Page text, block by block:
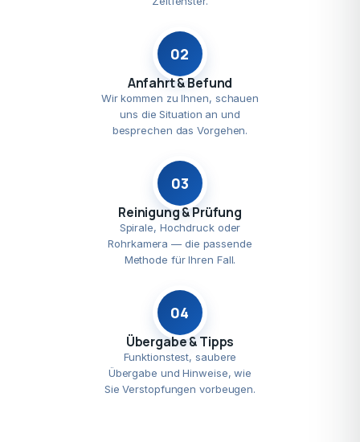
02
Anfahrt & Befund
Wir kommen zu Ihnen, schauen
uns die Situation an und
besprechen das Vorgehen.
03
Reinigung & Prüfung
Spirale, Hochdruck oder
Rohrkamera — die passende
Methode für Ihren Fall.
04
Übergabe & Tipps
Funktionstest, saubere
Übergabe und Hinweise, wie
Sie Verstopfungen vorbeugen.